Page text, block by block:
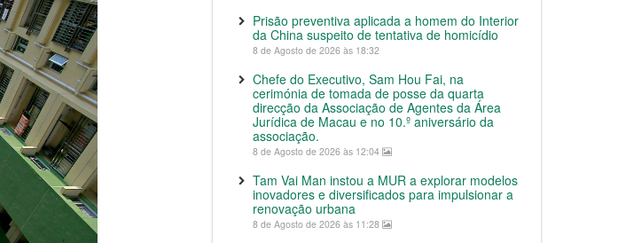
Prisão preventiva aplicada a homem do Interior
da China suspeito de tentativa de homicídio
8 de Agosto de 2026 às 18:32
Chefe do Executivo, Sam Hou Fai, na
cerimónia de tomada de posse da quarta
direcção da Associação de Agentes da Área
Jurídica de Macau e no 10.º aniversário da
associação.
8 de Agosto de 2026 às 12:04
Tam Vai Man instou a MUR a explorar modelos
inovadores e diversificados para impulsionar a
renovação urbana
8 de Agosto de 2026 às 11:28